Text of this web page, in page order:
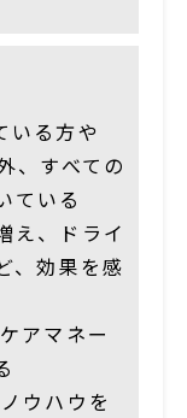
いる方や
、すべての
ている
え、ドライ
、効果を感
アマネー
ウハウを